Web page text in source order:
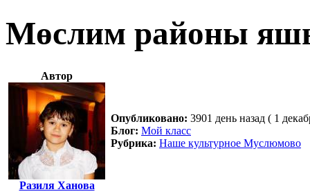
Мөслим районы
Автор
Разиля Ханова
Опубликовано: 3901 день назад ( 1
Блог: Мой класс
Рубрика: Наше культурное Муслюмово